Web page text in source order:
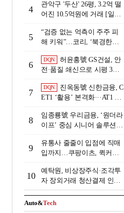
행 금융그룹의 꿈①]
4
관악구 '두산' 26평, 3.2억 떨
어진 10.5억원에 거래 [일일
5
“검증 없는 억측이 주주 피
해 키워”…코리, ‘북경한미
6
DQN
허윤홍號 GS건설, 안
전·품질 쇄신으로 시평 3위
7
DQN
진옥동號 신한금융, C
ET1 ‘활용’ 본격화···AT1 늘
view]
8
임종룡號 우리금융, ‘원더라
이프’ 중심 시니어 솔루션
[금융 시니어 비즈니스 돋보
기]
9
유통사 줄줄이 입점에 직매
입까지…쿠팡이츠, 퀵커머
10
예탁원, 비상장주식·조각투
자 장외거래 청산결제 인프
라 구축 착수
Auto&Tech